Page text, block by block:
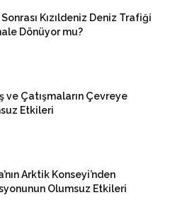
Sonrası Kızıldeniz Deniz Trafiği
Dönüyor mu?
ve Çatışmaların Çevreye
Etkileri
Arktik Konseyi’nden
Olumsuz Etkileri